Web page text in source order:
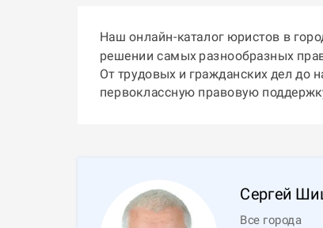
Наш онлайн-каталог юристов в
решении самых разнообразных
От трудовых и гражданских дел до
первоклассную правовую
Сергей
Все города